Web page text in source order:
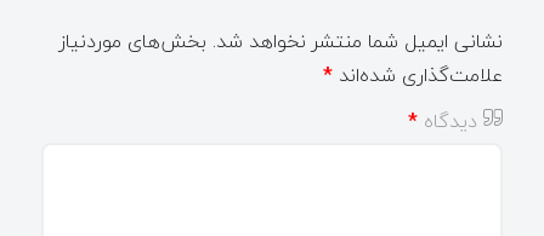
نشانی ایمیل شما منتشر نخواهد شد. بخش‌های موردنیاز
علامت‌گذاری شده‌اند *
دیدگاه *